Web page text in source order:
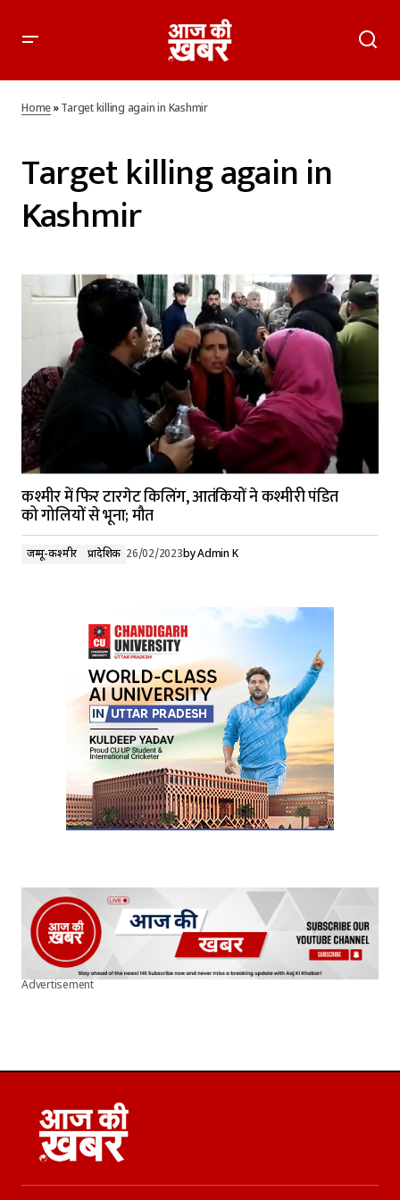
Home»Target killing again in Kashmir
Target killing again in
Kashmir
कश्मीर में फिर टारगेट किलिंग, आतंकियों ने कश्मीरी पंडित
को गोलियों से भूना; मौत
जम्मू-कश्मीर प्रादेशिक 26/02/2023byAdmin K
Advertisement